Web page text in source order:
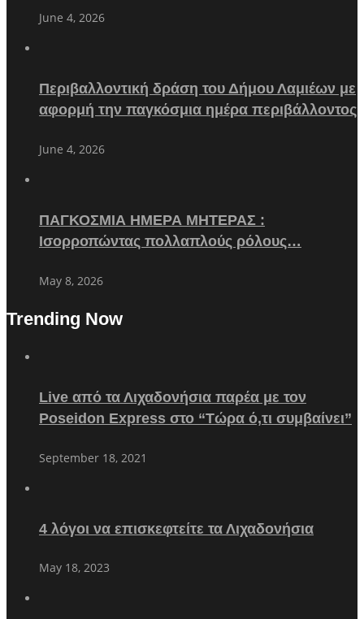
June 4, 2026
Περιβαλλοντική δράση του Δήμου Λαμιέων με
αφορμή την παγκόσμια ημέρα περιβάλλοντος
June 4, 2026
ΠΑΓΚΟΣΜΙΑ ΗΜΕΡΑ ΜΗΤΕΡΑΣ :
Ισορροπώντας πολλαπλούς ρόλους…
May 8, 2026
Trending Now
Live από τα Λιχαδονήσια παρέα με τον
Poseidon Express στο “Τώρα ό,τι συμβαίνει”
September 18, 2021
4 λόγοι να επισκεφτείτε τα Λιχαδονήσια
May 18, 2023